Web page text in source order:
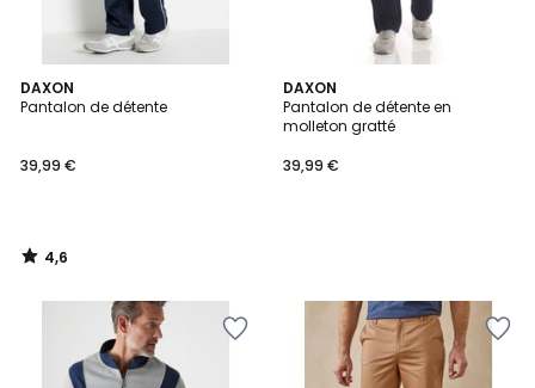
DAXON
Pantalon de détente
39,99 €
4,6
/ 5
4,6
/
DAXON
Pantalon de détente en
molleton gratté
39,99 €